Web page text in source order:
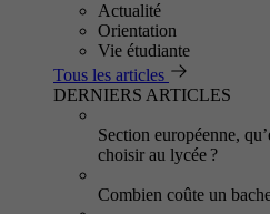
Actualité
Orientation
Vie étudiante
Tous les articles
DERNIERS ARTICLES
Section européenne,
choisir au lycée ?
Combien coûte un